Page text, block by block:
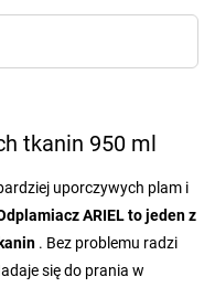
tkanin 950 ml
uporczywych plam i
ARIELto jeden z
. Bez problemu radzi
się do prania w